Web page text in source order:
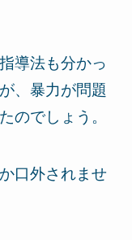
導法も分かっ
、暴力が問題
のでしょう。
口外されませ